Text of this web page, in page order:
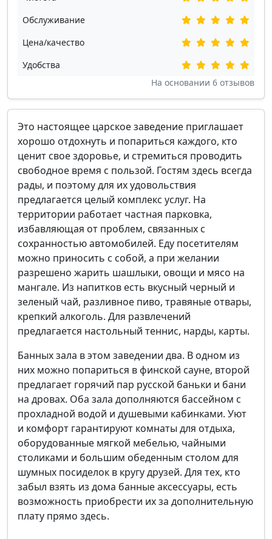
Обслуживание
Цена/качество
Удобства
На основании 6 отзывов
Это настоящее царское заведение приглашает
хорошо отдохнуть и попариться каждого, кто
ценит свое здоровье, и стремиться проводить
свободное время с пользой. Гостям здесь всегда
рады, и поэтому для их удовольствия
предлагается целый комплекс услуг. На
территории работает частная парковка,
избавляющая от проблем, связанных с
сохранностью автомобилей. Еду посетителям
можно приносить с собой, а при желании
разрешено жарить шашлыки, овощи и мясо на
мангале. Из напитков есть вкусный черный и
зеленый чай, разливное пиво, травяные отвары,
крепкий алкоголь. Для развлечений
предлагается настольный теннис, нарды, карты.
Банных зала в этом заведении два. В одном из
них можно попариться в финской сауне, второй
предлагает горячий пар русской баньки и бани
на дровах. Оба зала дополняются бассейном с
прохладной водой и душевыми кабинками. Уют
и комфорт гарантируют комнаты для отдыха,
оборудованные мягкой мебелью, чайными
столиками и большим обеденным столом для
шумных посиделок в кругу друзей. Для тех, кто
забыл взять из дома банные аксессуары, есть
возможность приобрести их за дополнительную
плату прямо здесь.